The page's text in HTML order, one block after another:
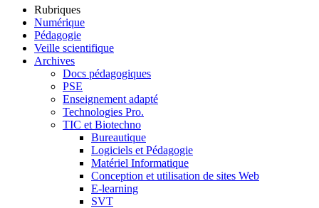
Rubriques
Numérique
Pédagogie
Veille scientifique
Archives
Docs pédagogiques
PSE
Enseignement adapté
Technologies Pro.
TIC et Biotechno
Bureautique
Logiciels et Pédagogie
Matériel Informatique
Conception et utilisation de sites Web
E-learning
SVT